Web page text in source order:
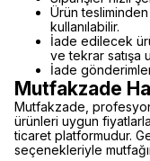
Ürün
kullanılabilir.
İade edilecek
ve tekrar satışa
İade
Mutfakzade
Mutfakzade,
ürünleri uygun
ticaret platformudur.
seçenekleriyle